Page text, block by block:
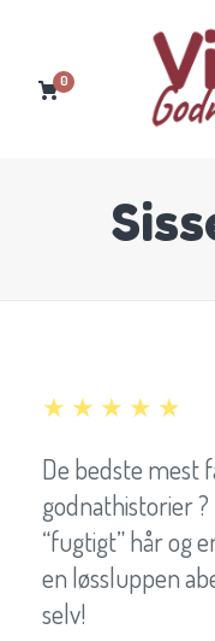
0
★ ★ ★ ★ ★
De bedste mest
godnathistorier
“fugtigt” hår og
en løssluppen
selv!